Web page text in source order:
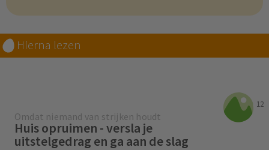
Hierna lezen
12
Omdat niemand van strijken houdt
Huis opruimen - versla je
uitstelgedrag en ga aan de slag